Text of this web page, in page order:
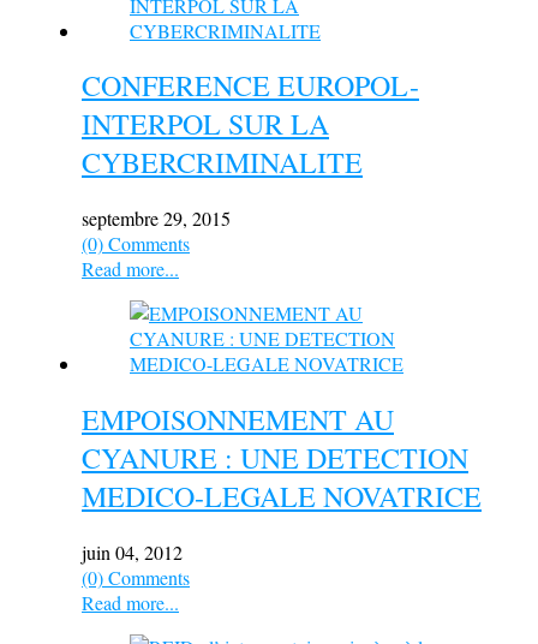
CONFERENCE EUROPOL-
INTERPOL SUR LA
CYBERCRIMINALITE
septembre 29, 2015
(0) Comments
Read more...
EMPOISONNEMENT AU
CYANURE : UNE DETECTION
MEDICO-LEGALE NOVATRICE
juin 04, 2012
(0) Comments
Read more...